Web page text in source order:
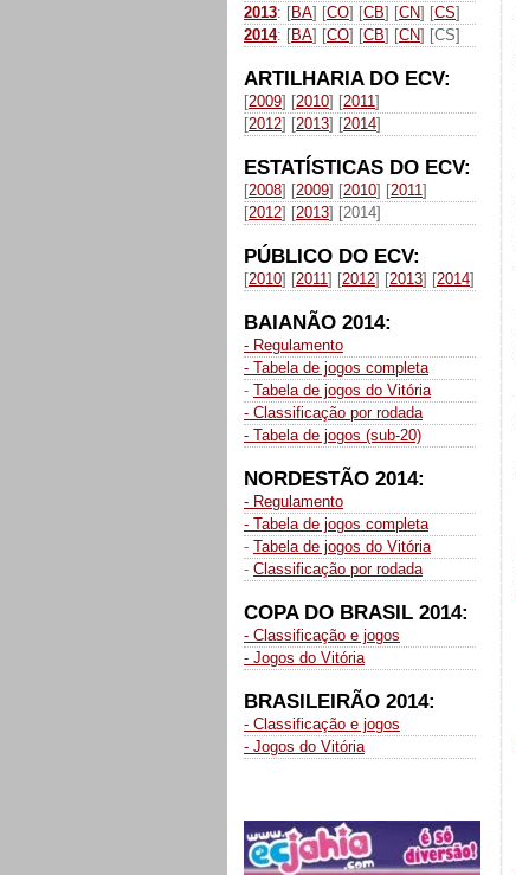
2013: [BA] [CO] [CB] [CN] [CS]
2014: [BA] [CO] [CB] [CN] [CS]
ARTILHARIA DO ECV:
[2009] [2010] [2011]
[2012] [2013] [2014]
ESTATÍSTICAS DO ECV:
[2008] [2009] [2010] [2011]
[2012] [2013] [2014]
PÚBLICO DO ECV:
[2010] [2011] [2012] [2013] [2014]
BAIANÃO 2014:
- Regulamento
- Tabela de jogos completa
- Tabela de jogos do Vitória
- Classificação por rodada
- Tabela de jogos (sub-20)
NORDESTÃO 2014:
- Regulamento
- Tabela de jogos completa
- Tabela de jogos do Vitória
- Classificação por rodada
COPA DO BRASIL 2014:
- Classificação e jogos
- Jogos do Vitória
BRASILEIRÃO 2014:
- Classificação e jogos
- Jogos do Vitória